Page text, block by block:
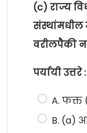
(c) राज्य
संस्थांमधील
वरीलपैकी
पर्यायी उत्तरे :
A. फक्त
B. (a)